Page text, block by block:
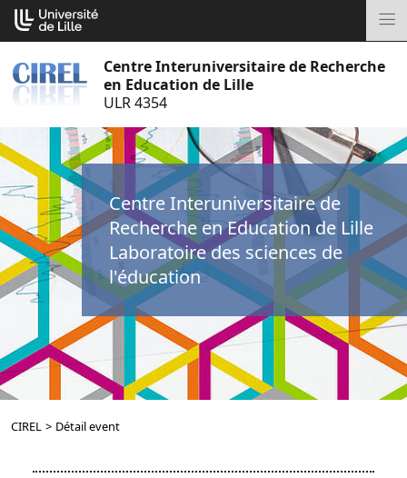
Aller
au
Centre Interuniversitaire de Recherche
en Education de Lille
ULR 4354
Centre Interuniversitaire de
Recherche en Education de Lille
Laboratoire des sciences de
l'éducation
CIREL > Détail event
Cookies management panel